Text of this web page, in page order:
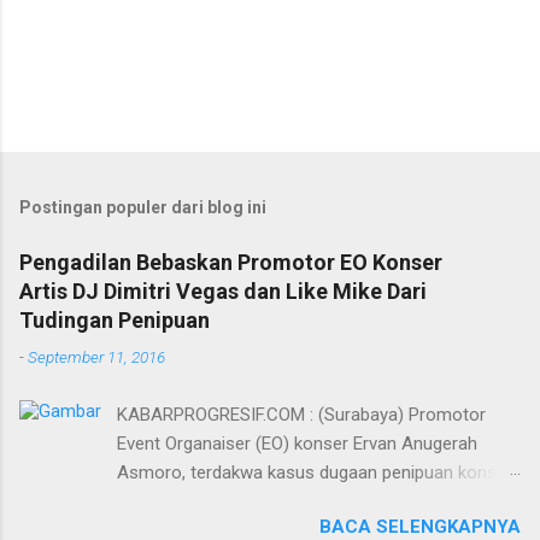
Postingan populer dari blog ini
Pengadilan Bebaskan Promotor EO Konser
Artis DJ Dimitri Vegas dan Like Mike Dari
Tudingan Penipuan
-September 11, 2016
KABARPROGRESIF.COM : (Surabaya) Promotor
Event Organaiser (EO) konser Ervan Anugerah
Asmoro, terdakwa kasus dugaan penipuan konser
dari tuntutan 1,5 tahun penjara yang diajukan Jaksa
BACA SELENGKAPNYA